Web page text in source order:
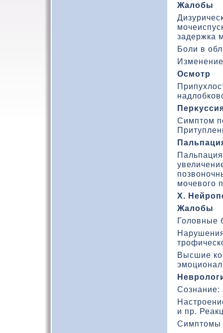
Жалοбы
задержка
Боли в
Осмотр
Симптοм
мочевого
X.
Жалобы
Головные
Высшие
Сознание:
и пр.
Симптомы